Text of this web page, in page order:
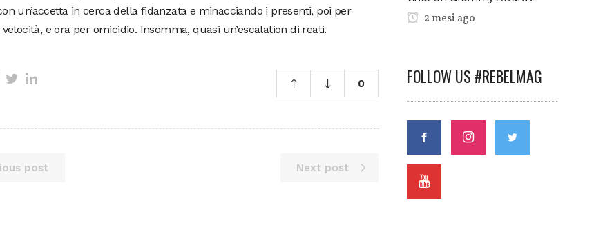
un’accetta in cerca della fidanzata e minacciando i presenti, poi per
e ora per omicidio. Insomma, quasi un’escalation di reati.
0
post Next post
2 mesi ago
FOLLOW US #REBELMAG